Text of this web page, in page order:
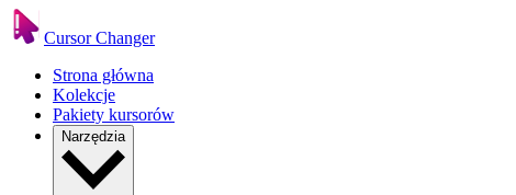
Cursor Changer
Strona główna
Kolekcje
Pakiety kursorów
Narzędzia